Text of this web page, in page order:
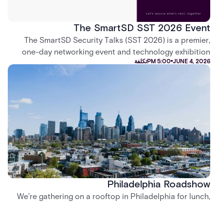
The SmartSD SST 2026 Event
The SmartSD Security Talks (SST 2026) is a premier,
one-day networking event and technology exhibition
dedicated exclusively to electronic security
professionals and systems installers in Kortrijk, Belgium.
JUNE 4, 2026
5:00 PM تكلفة
Philadelphia Roadshow
We're gathering on a rooftop in Philadelphia for lunch,